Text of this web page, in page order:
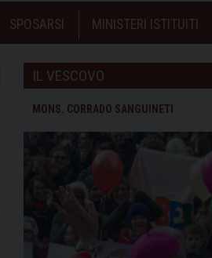
SPOSARSI MINISTERI ISTITUITI
IL VESCOVO
MONS. CORRADO SANGUINETI